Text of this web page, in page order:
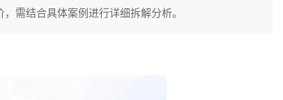
需结合具体案例进行详细拆解分析。